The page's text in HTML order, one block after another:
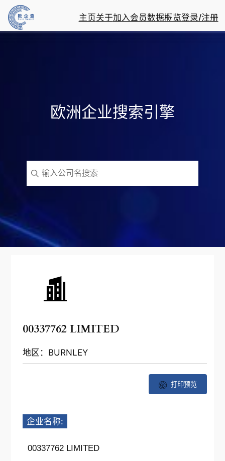
主页关于加入会员数据概览登录/注册
欧洲企业搜索引擎
00337762 LIMITED
地区：BURNLEY
打印预览
企业名称:
00337762 LIMITED